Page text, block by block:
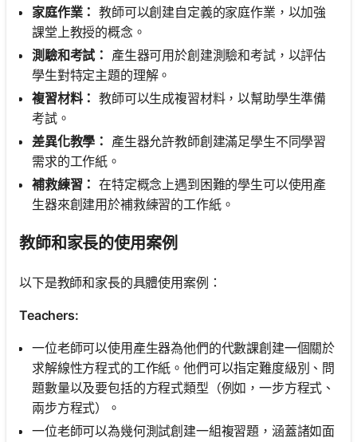
家庭作業： 教師可以創建自定義的家庭作業，以加強
課堂上教授的概念。
測驗和考試： 產生器可用於創建測驗和考試，以評估
學生對特定主題的理解。
複習材料： 教師可以生成複習材料，以幫助學生準備
考試。
差異化教學： 產生器允許教師創建滿足學生不同學習
需求的工作紙。
補救練習： 在特定概念上遇到困難的學生可以使用產
生器來創建用於補救練習的工作紙。
教師和家長的使用案例
以下是教師和家長的具體使用案例：
Teachers:
一位老師可以使用產生器為他們的代數課創建一個關於
求解線性方程式的工作紙。他們可以指定難度級別、問
題數量以及要包括的方程式類型（例如，一步方程式、
兩步方程式）。
一位老師可以為幾何測試創建一組複習題，涵蓋諸如面